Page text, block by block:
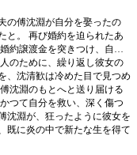
の傅沈淵が自分を娶ったの
と。 再び婚約を迫られたあ
約譲渡金を突きつけ、自ら
のために、繰り返し彼女の
、沈清歓は冷めた目で見つめ
沈淵のもとへと送り届ける
つて自分を救い、深く傷つ
沈淵が、狂ったように彼女を
既に炎の中で新たな生を得て